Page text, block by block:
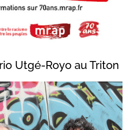
Utgé-Royo au Triton